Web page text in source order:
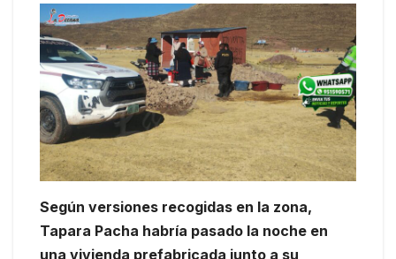
Según versiones recogidas en la zona,
Tapara Pacha habría pasado la noche en
una vivienda prefabricada junto a su